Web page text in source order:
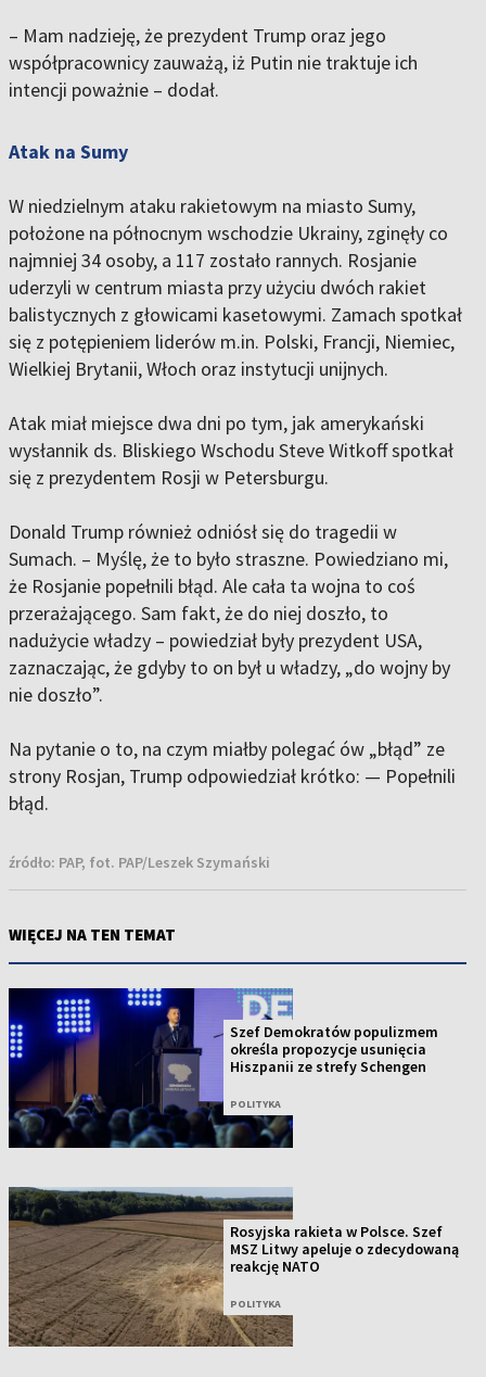
– Mam nadzieję, że prezydent Trump oraz jego
współpracownicy zauważą, iż Putin nie traktuje ich
intencji poważnie – dodał.
Atak na Sumy
W niedzielnym ataku rakietowym na miasto Sumy,
położone na północnym wschodzie Ukrainy, zginęły co
najmniej 34 osoby, a 117 zostało rannych. Rosjanie
uderzyli w centrum miasta przy użyciu dwóch rakiet
balistycznych z głowicami kasetowymi. Zamach spotkał
się z potępieniem liderów m.in. Polski, Francji, Niemiec,
Wielkiej Brytanii, Włoch oraz instytucji unijnych.
Atak miał miejsce dwa dni po tym, jak amerykański
wysłannik ds. Bliskiego Wschodu Steve Witkoff spotkał
się z prezydentem Rosji w Petersburgu.
Donald Trump również odniósł się do tragedii w
Sumach. – Myślę, że to było straszne. Powiedziano mi,
że Rosjanie popełnili błąd. Ale cała ta wojna to coś
przerażającego. Sam fakt, że do niej doszło, to
nadużycie władzy – powiedział były prezydent USA,
zaznaczając, że gdyby to on był u władzy, „do wojny by
nie doszło”.
Na pytanie o to, na czym miałby polegać ów „błąd” ze
strony Rosjan, Trump odpowiedział krótko: — Popełnili
błąd.
źródło: PAP, fot. PAP/Leszek Szymański
WIĘCEJ NA TEN TEMAT
Szef Demokratów populizmem
określa propozycje usunięcia
Hiszpanii ze strefy Schengen
POLITYKA
Rosyjska rakieta w Polsce. Szef
MSZ Litwy apeluje o zdecydowaną
reakcję NATO
POLITYKA